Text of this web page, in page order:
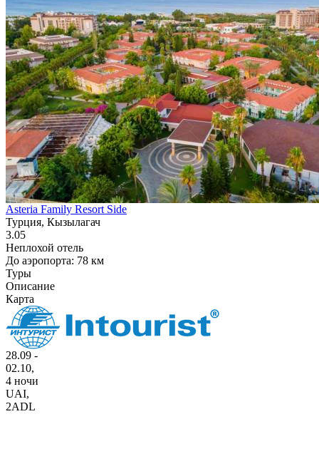
Asteria Family Resort Side
Турция, Кызылагач
3.05
Неплохой отель
До аэропорта: 78 км
Туры
Описание
Карта
28.09 -
02.10,
4 ночи
UAI,
2ADL